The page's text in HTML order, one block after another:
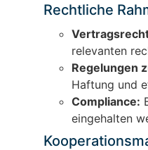
Rechtliche
relevanten
Regelungen
Haftung und
Compliance:
eingehalten